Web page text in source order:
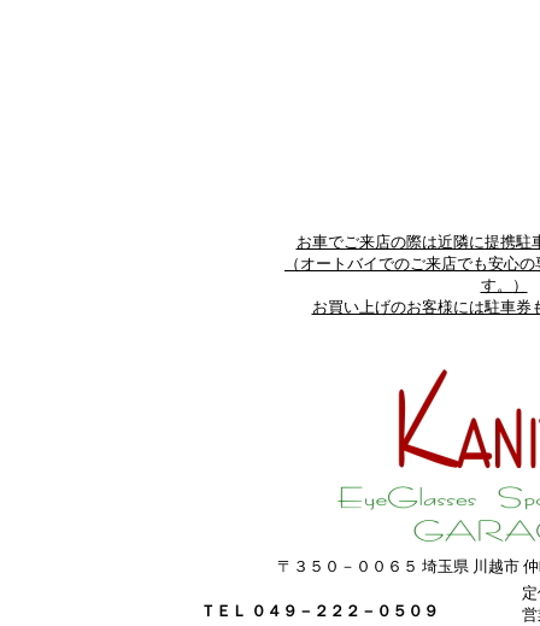
お車でご来店の際は近隣に提携駐
（オートバイでのご来店でも安心
す。）
お買い上げのお客様には駐車券
〒３５０－００６５ 埼玉県 川越市
ＴＥＬ ０４９－２２２－０５０９